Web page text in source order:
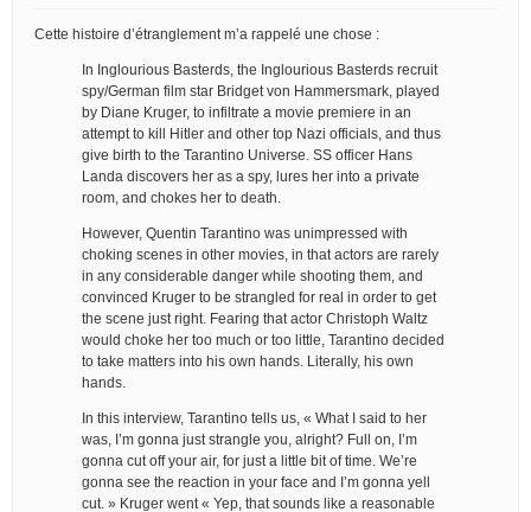
Cette histoire d’étranglement m’a rappelé une chose :
In Inglourious Basterds, the Inglourious Basterds recruit
spy/German film star Bridget von Hammersmark, played
by Diane Kruger, to infiltrate a movie premiere in an
attempt to kill Hitler and other top Nazi officials, and thus
give birth to the Tarantino Universe. SS officer Hans
Landa discovers her as a spy, lures her into a private
room, and chokes her to death.
However, Quentin Tarantino was unimpressed with
choking scenes in other movies, in that actors are rarely
in any considerable danger while shooting them, and
convinced Kruger to be strangled for real in order to get
the scene just right. Fearing that actor Christoph Waltz
would choke her too much or too little, Tarantino decided
to take matters into his own hands. Literally, his own
hands.
In this interview, Tarantino tells us, « What I said to her
was, I’m gonna just strangle you, alright? Full on, I’m
gonna cut off your air, for just a little bit of time. We’re
gonna see the reaction in your face and I’m gonna yell
cut. » Kruger went « Yep, that sounds like a reasonable